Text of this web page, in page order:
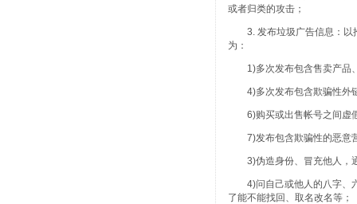
或者归类的攻击；
3. 发布垃圾广告信息：以推
为：
1)多次发布包含售卖产品、
4)多次发布包含欺骗性外链
6)购买或出售帐号之间虚假
7)发布包含欺骗性的恶意营
3)伪造身份、冒充他人，通
4)问自己或他人的八字、六
了能不能找回、取名改名等；